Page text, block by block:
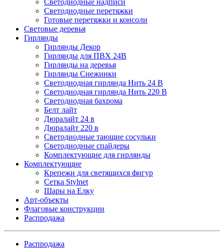
Светодиодные надписи
Светодиодные перетяжки
Готовые перетяжки и консоли
Световые деревья
Гирлянды
Гирлянды Декор
Гирлянды для ПВХ 24В
Гирлянды на деревья
Гирлянды Снежинки
Светодиодная гирлянда Нить 24 В
Светодиодная гирлянда Нить 220 В
Светодиодная бахрома
Белт лайт
Дюралайт 24 в
Дюралайт 220 в
Светодиодные тающие сосульки
Светодиодные спайдеры
Комплектующие для гирлянды
Комплектующие
Крепежи для светящихся фигур
Сетка Stylnet
Шары на Елку
Арт-объекты
Флаговые конструкции
Распродажа
Распродажа